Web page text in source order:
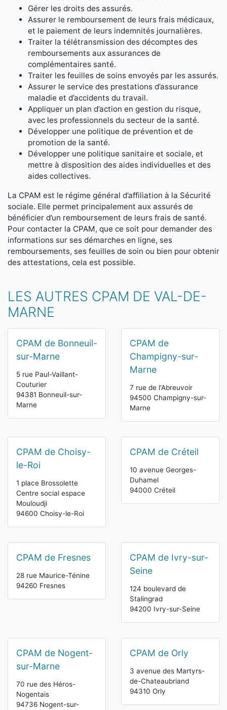
Gérer les droits des assurés.
Assurer le remboursement de leurs frais médicaux,
et le paiement de leurs indemnités journalières.
Traiter la télétransmission des décomptes des
remboursements aux assurances de
complémentaires santé.
Traiter les feuilles de soins envoyés par les assurés.
Assurer le service des prestations d’assurance
maladie et d’accidents du travail.
Appliquer un plan d’action en gestion du risque,
avec les professionnels du secteur de la santé.
Développer une politique de prévention et de
promotion de la santé.
Développer une politique sanitaire et sociale, et
mettre à disposition des aides individuelles et des
aides collectives.
La CPAM est le régime général d’affiliation à la Sécurité
sociale. Elle permet principalement aux assurés de
bénéficier d’un remboursement de leurs frais de santé.
Pour contacter la CPAM, que ce soit pour demander des
informations sur ses démarches en ligne, ses
remboursements, ses feuilles de soin ou bien pour obtenir
des attestations, cela est possible.
LES AUTRES CPAM DE VAL-DE-
MARNE
CPAM de Bonneuil-
sur-Marne
5 rue Paul-Vaillant-
Couturier
94381 Bonneuil-sur-
Marne
CPAM de
Champigny-sur-
Marne
7 rue de l'Abreuvoir
94500 Champigny-sur-
Marne
CPAM de Choisy-
le-Roi
1 place Brossolette
Centre social espace
Mouloudji
94600 Choisy-le-Roi
CPAM de Créteil
10 avenue Georges-
Duhamel
94000 Créteil
CPAM de Fresnes
28 rue Maurice-Ténine
94260 Fresnes
CPAM de Ivry-sur-
Seine
124 boulevard de
Stalingrad
94200 Ivry-sur-Seine
CPAM de Nogent-
sur-Marne
70 rue des Héros-
Nogentais
94736 Nogent-sur-
CPAM de Orly
3 avenue des Martyrs-
de-Chateaubriand
94310 Orly